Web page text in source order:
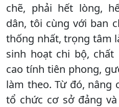
chẽ, phải hết lòng,
dân, tôi cùng với ban
thống nhất, trọng tâm
sinh hoạt chi bộ, chất
cao tính tiên phong,
làm theo. Từ đó, nâng
tổ chức cơ sở đảng